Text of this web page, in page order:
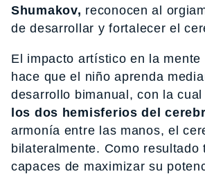
Shumakov, reconocen al
de desarrollar y fortalecer el
El impacto artístico en la mente
hace que el niño aprenda
desarrollo bimanual, con la cual
los dos hemisferios del
armonía entre las manos, el
bilateralmente. Como resultado
capaces de maximizar su